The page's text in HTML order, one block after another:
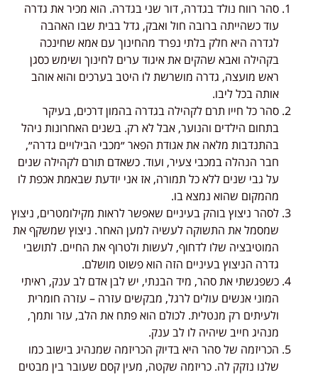
סהר רווח נולד בגדרה, דור שני בגדרה. הוא מכיר את גדרה
עוד כשהייתה ברובה חול ואבק, גדל בבית שבו האהבה
לגדרה היא חלק בלתי נפרד מהחינוך עם אמא שחינכה
בקהילה ואבא שהקים את איגוד ערים לחינוך ושימש כסגן
ראש מועצה, גדרה מושרשת לו היטב בערכים והוא אוהב
אותה בכל ליבו.
סהר כל חייו תרם לקהילה בגדרה בהמון דרכים, בעיקר
בתחום הילדים והנוער, אבל לא רק. בשנים האחרונות ניהל
בהתנדבות מלאה את אגודת הפאר ״מכבי הבילויים גדרה״,
חבר הנהלה במכבי צעיר, ועוד. כשאדם תורם לקהילה שנים
על גבי שנים ללא כל תמורה, אז אני יודעת שבאמת אכפת לו
מהמקום שהוא נמצא בו.
לסהר ניצוץ בוהק בעיניים שאפשר לראות מקילומטרים, ניצוץ
שמסמל את התשוקה לעשיה למען האחר. ניצוץ שמשקף את
המוטיבציה שלו לדחוף, לעשות ולטרוף את החיים. לתושבי
גדרה הניצוץ בעיניים הזה הוא פשוט מושלם.
כשפגשתי את סהר, מיד הבנתי, יש לבן אדם לב ענק, ראיתי
המוני אנשים עולים לרגל, מבקשים עזרה – עזרה חומרית
ולעיתים רק מנטלית. לכולם הוא פתח את הלב, עזר ותמך,
מנהיג חייב שיהיה לו לב ענק.
הכריזמה של סהר היא בדיוק הכריזמה שמנהיג בישוב כמו
שלנו נזקק לה. כריזמה שקטה, מעין קסם שעובר בין מבטים